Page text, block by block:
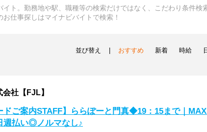
ト。勤務地や駅、職種等の検索だけではなく、こだわり条件検
仕事探しはマイナビバイトで検索！
並び替え おすすめ 新着 時給
社【FJL】
ドご案内STAFF】ららぽーと門真◆19：15まで｜
週払い◎ノルマなし♪